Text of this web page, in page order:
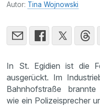
Autor: Tina Wojnowski
In St. Egidien ist die
ausgerückt. Im
Bahnhofstraße
wie ein Polizeisprecher